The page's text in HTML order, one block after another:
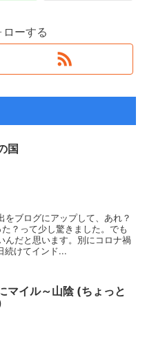
ーする
国
ブログにアップして、あれ？
？って少し驚きました。でも
んだと思います。別にコロナ禍
続けてインド...
マイル～山陰 (ちょっと